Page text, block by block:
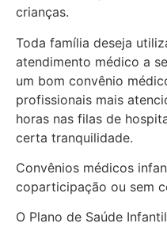
crianças.
Toda família deseja
atendimento médico a
um bom convênio
profissionais mais
horas nas filas de
certa tranquilidade.
Convênios médicos
coparticipação ou sem
O Plano de Saúde